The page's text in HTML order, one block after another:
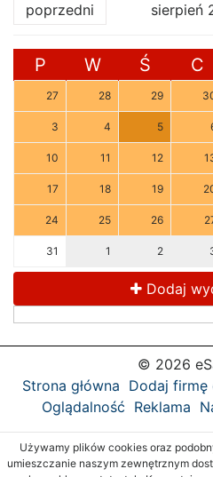
poprzedni sierpień
P W Ś C
27 28 29
3 4 5
10 11 12
17 18 19
24 25 26
31 1 2
Dodaj
© 2026
Strona główna Dodaj firmę
Oglądalność Reklama
Używamy plików cookies oraz
umieszczanie naszym zewnętrznym